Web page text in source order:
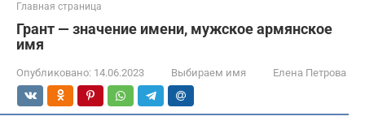
Главная страница
Грант — значение имени, мужское армянское
имя
Опубликовано: 14.06.2023 Выбираем имя Елена Петрова